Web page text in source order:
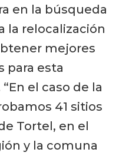
en la búsqueda
la relocalización
mejores
para esta
el caso de la
41 sitios
Tortel, en el
y la comuna